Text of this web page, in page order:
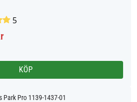
5
KÖP
Park Pro 1139-1437-01